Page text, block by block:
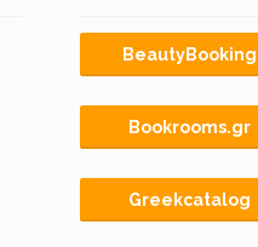
BeautyBooking
Bookrooms.gr
Greekcatalog